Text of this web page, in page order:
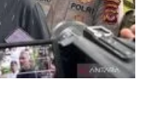
PKL berjualan saat